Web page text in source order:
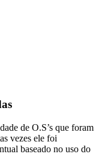
de O.S’s que foram
vezes ele foi
baseado no uso do